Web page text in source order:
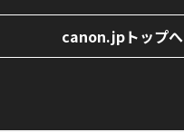
canon.jpトップへ